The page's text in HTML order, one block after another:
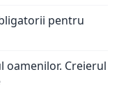
pentru
oamenilor. Creierul